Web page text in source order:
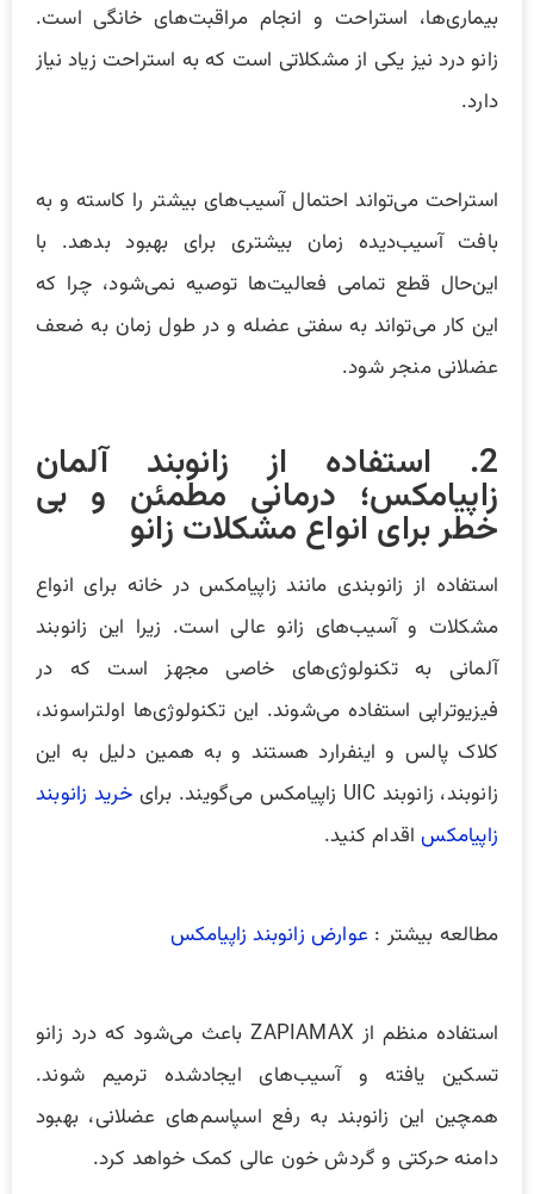
بیماری‌ها، استراحت و انجام مراقبت‌های خانگی است.
زانو درد نیز یکی از مشکلاتی است که به استراحت زیاد نیاز
دارد.
استراحت می‌تواند احتمال آسیب‌های بیشتر را کاسته و به
بافت آسیب‌دیده زمان بیشتری برای بهبود بدهد. با
این‌حال قطع تمامی فعالیت‌ها توصیه نمی‌شود، چرا که
این کار می‌تواند به سفتی عضله و در طول زمان به ضعف
عضلانی منجر شود.
2. استفاده از زانوبند آلمان
زاپیامکس؛ درمانی مطمئن و بی
خطر برای انواع مشکلات زانو
استفاده از زانوبندی مانند زاپیامکس در خانه برای انواع
مشکلات و آسیب‌های زانو عالی است. زیرا این زانوبند
آلمانی به تکنولوژی‌های خاصی مجهز است که در
فیزیوتراپی استفاده می‌شوند. این تکنولوژی‌ها اولتراسوند،
کلاک پالس و اینفرارد هستند و به همین دلیل به این
زانوبند، زانوبند UIC زاپیامکس می‌گویند. برای
خرید زانوبند
زاپیامکساقدام کنید.
مطالعه بیشتر : عوارض زانوبند زاپیامکس
استفاده منظم از ZAPIAMAX باعث می‌شود که درد زانو
تسکین یافته و آسیب‌های ایجادشده ترمیم شوند.
همچین این زانوبند به رفع اسپاسم‌های عضلانی، بهبود
دامنه حرکتی و گردش خون عالی کمک خواهد کرد.